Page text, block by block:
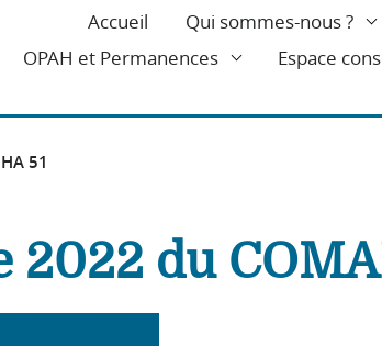
Accueil Qui sommes-nous ?
OPAH et Permanences
Espace
51
2022 du